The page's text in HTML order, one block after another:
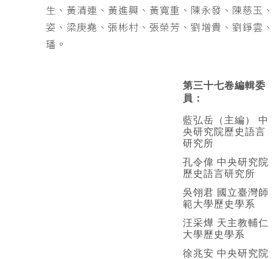
生、黃清連、黃進興、黃寬重、陳永發、陳慈玉
姿、梁庚堯、張彬村、張榮芳、劉增貴、劉錚雲
璠。
第三十七卷編輯委
員：
藍弘岳（主編） 中
央研究院歷史語言
研究所
孔令偉 中央研究院
歷史語言研究所
吳翎君 國立臺灣師
範大學歷史學系
汪采燁 天主教輔仁
大學歷史學系
徐兆安 中央研究院